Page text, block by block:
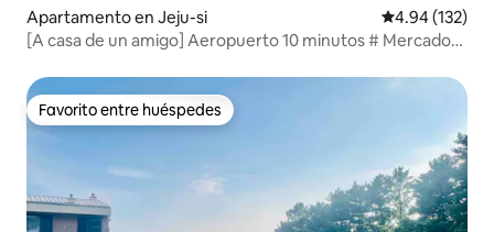
Apartamento en Jeju-si Calificación
4.94 (132)
[A casa de un amigo] Aeropuerto 10 minutos # Mercado
mineral ilimitada # Netflix. YouTube + estacionamiento
gratuito *
Favorito entre huéspedes
Favorito entre huéspedes